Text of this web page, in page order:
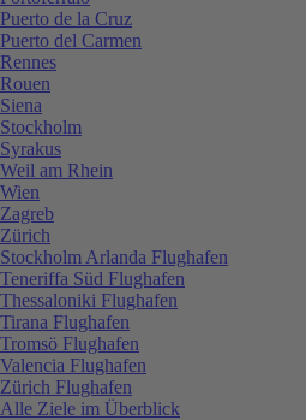
Puerto de la Cruz
Puerto del Carmen
Rennes
Rouen
Siena
Stockholm
Syrakus
Weil am Rhein
Wien
Zagreb
Zürich
Stockholm Arlanda Flughafen
Teneriffa Süd Flughafen
Thessaloniki Flughafen
Tirana Flughafen
Tromsö Flughafen
Valencia Flughafen
Zürich Flughafen
Alle Ziele im Überblick